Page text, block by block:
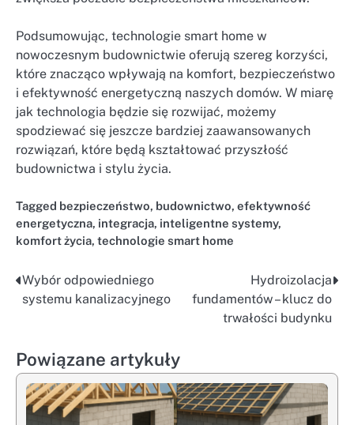
Podsumowując, technologie smart home w
nowoczesnym budownictwie oferują szereg korzyści,
które znacząco wpływają na komfort, bezpieczeństwo
i efektywność energetyczną naszych domów. W miarę
jak technologia będzie się rozwijać, możemy
spodziewać się jeszcze bardziej zaawansowanych
rozwiązań, które będą kształtować przyszłość
budownictwa i stylu życia.
Tagged bezpieczeństwo, budownictwo, efektywność
energetyczna, integracja, inteligentne systemy,
komfort życia, technologie smart home
Nawigacja
wpisu
Wybór odpowiedniego
systemu kanalizacyjnego
Hydroizolacja
fundamentów – klucz do
trwałości budynku
Powiązane artykuły